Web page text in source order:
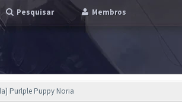
Pesquisar Membros
Purlple Puppy Noria